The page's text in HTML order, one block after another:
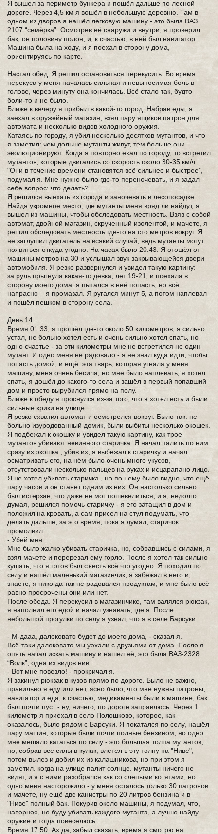
Я вышел за периметр бункера и пошёл дальше по лесной
дороге. Через 4,5 км я вошёл в небольшую деревню. Там в
одном из дворов я нашёл легковую машину - это была ВАЗ
2107 “семёрка”. Осмотрев её снаружи и внутри, я проверил
бак, он половину полон, и, к счастью, в ней был навигатор.
Машина была на ходу, и я поехал в сторону дома,
ориентируясь по карте.
Настал обед. Я решил остановиться перекусить. Во время
перекуса у меня началась сильная и невыносимая боль в
голове, через минуту она кончилась. Всё стало так, будто
боли-то и не было.
Ближе к вечеру я прибыл в какой-то город. Набрав еды, я
заехал в оружейный магазин, взял пару ящиков патрон для
автомата и несколько видов холодного оружия.
Катаясь по городу, я убил несколько десятков мутантов, и что
я заметил: чем дольше мутанты живут, тем больше они
эволюционируют. Когда я повторно ехал по городу, то встретил
мутантов, которые двигались со скорость около 30-35 км/ч.
"Они в течение времени становятся всё сильнее и быстрее”, –
подумал я. Мне нужно было где-то переночевать, и я задал
себе вопрос: что делать?
Я решился выехать из города и заночевать в лесопосадке.
Найдя укромное место, где мутанты меня вряд ли найдут, я
вышел из машины, чтобы обследовать местность. Взяв с собой
автомат, двойной магазин, скрученный изолентой, и мачете, я
решил обследовать местность где-то на сто метров вокруг. Я
не заглушил двигатель на всякий случай, ведь мутанты могут
появиться откуда угодно. На часах было 20:43. Я отошёл от
машины метров на 30 и услышал звук закрывающейся двери
автомобиля. Я резко развернулся и увидел такую картину:
за руль прыгнула какая-то девка, лет 19-21, и поехала в
сторону моего дома, я пытался в неё попасть, но всё
напрасно – я промазал. Я ругался минут 5, а потом наплевал
и пошёл пешком в сторону села.
День 14
Время 01:33, я прошёл где-то около 50 километров, я сильно
устал, не больно хотел есть и очень сильно хотел спать, но
одно счастье - за эти километры мне не встретился не один
мутант. И одно меня не радовало - я не знал куда идти, чтобы
попасть домой, и ещё: эта тварь, которая угнала у меня
машину, меня очень бесила, но мне было наплевать, я хотел
спать, я дошёл до какого-то села и зашёл в первый попавший
дом и просто вырубился прямо на полу.
Ближе к обеду я проснулся из-за того, что я хотел есть и были
сильные крики на улице.
Я резко схватил автомат и осмотрелся вокруг. Было так: не
больно изуродованный домик, были выбиты несколько окошек.
Я подбежал к окошку и увидел такую картину, как трое
мутантов убивают невинного старичка. Я начал палить по ним
сразу из окошка , убив их, я выбежал к старичку и начал
осматривать его, на нём было очень много укусов,
отсутствовали несколько пальцев на руках и исцарапано лицо.
Я не хотел убивать старичка , но по нему было видно, что ещё
пару часов и он станет одним из них. Он настолько сильно
был истерзан, что даже не мог пошевелиться, и я, недолго
думая, решился помочь старичку - я его затащил в дом и
положил на кровать, а сам присел на стул подумать, что
делать дальше, за это время, пока я думал, старичок
промолвил:
- Убей мен....
Мне было жалко убивать старичка, но, собравшись с силами, я
взял мачете и перерезал ему горло. После я хотел так сильно
кушать, что я готов был съесть всё что угодно. Я походил по
селу и нашёл маленький магазинчик, я забежал в него и,
знаете, я никогда так не радовался продуктам, и мне было всё
равно просрочены они или нет.
После обеда. Я перекусил в магазинчике, там валялся рюкзак,
я наполнил его едой и начал узнавать, где я. После
небольшой прогулки по селу я узнал, что я в селе Барсуки.
- М-дааа, далековато будет до моего дома, - сказал я.
Всё-таки далековато мы уехали с друзьями от дома. После я
опять начал искать машину и нашел её, это была ВАЗ-2328
“Волк”, одна из видов нив.
- Вот мне повезло! - прокричал я.
Я закинул рюкзак в кузов прямо по дороге. Было не важно,
правильно я еду или нет, ясно было, что мне нужны патроны,
навигатор и еда, к счастью, медикаменты были в машине, бак
был почти пуст - ну, ничего, по дороге заправлюсь. Через 1
километр я приехал в село Полошково, которое, как
оказалось, было рядом с Барсуки. Я покатался по селу, нашёл
пару машин, которые были почти полные бензином, но одно
мне мешало кататься по селу - это большая толпа мутантов,
но, собрав все силы в кулак, влетел в эту толпу на "Ниве",
потом вылез и добил их из калашникова, но при этом я
заметил, когда на улице палит солнце, мутанты ничего не
видят, и я с ними разобрался как со слепыми котятами, но
одно меня насторожило - у меня осталось только 30 патронов
и мачете, ну ещё две канистры по 20 литров бензина и в
"Ниве" полный бак. Покурив около машины, я подумал, что,
наверное, не буду убивать каждого мутанта, а лучше найду
оружие и тогда повеселюсь.
Время 17:50. Ах да, забыл сказать, время я смотрю на